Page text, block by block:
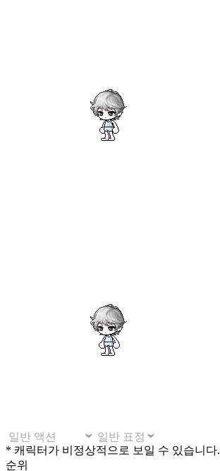
* 캐릭터가 비정상적으로 보일 수 있습니다.
순위